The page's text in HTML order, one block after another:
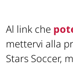
Al link che
mettervi alla
Stars Soccer,